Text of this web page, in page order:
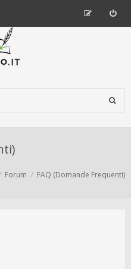
Forum FAQ (Domande Frequenti)